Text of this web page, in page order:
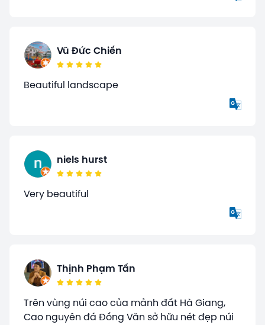
Vũ Đức Chiến
Beautiful landscape
niels hurst
Very beautiful
Thịnh Phạm Tấn
Trên vùng núi cao của mảnh đất Hà Giang,
Cao nguyên đá Đồng Văn sở hữu nét đẹp núi